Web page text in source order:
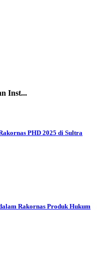
Inst...
PHD 2025 di Sultra
Rakornas Produk Hukum